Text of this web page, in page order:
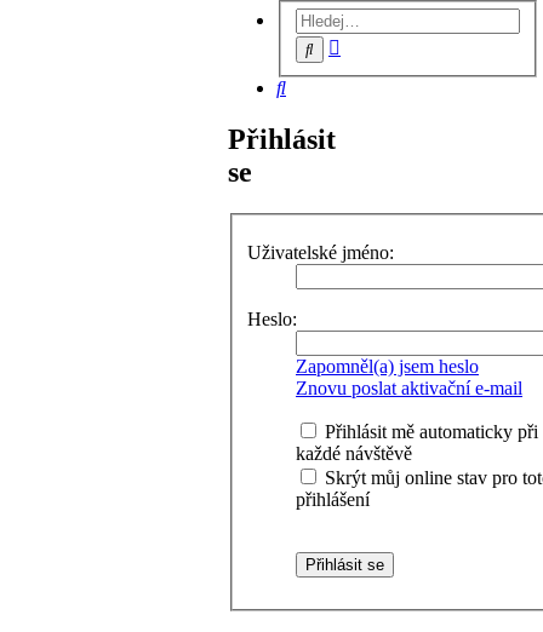
Hledat
Hledat
Přihlásit
se
Uživatelské jméno:
Heslo:
Zapomněl(a) jsem heslo
Znovu poslat aktivační e-mail
Přihlásit mě automaticky při
každé návštěvě
Skrýt můj online stav pro
přihlášení